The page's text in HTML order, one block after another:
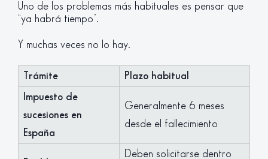
Uno de los problemas más habituales es pensar que
“ya habrá tiempo”.
Y muchas veces no lo hay.
Trámite Plazo habitual
Impuesto de
sucesiones en
España
Generalmente 6 meses
desde el fallecimiento
Deben solicitarse dentro